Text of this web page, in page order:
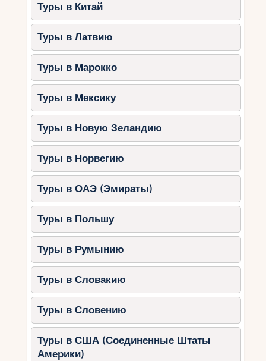
Туры в Китай
Туры в Латвию
Туры в Марокко
Туры в Мексику
Туры в Новую Зеландию
Туры в Норвегию
Туры в ОАЭ (Эмираты)
Туры в Польшу
Туры в Румынию
Туры в Словакию
Туры в Словению
Туры в США (Соединенные Штаты
Америки)